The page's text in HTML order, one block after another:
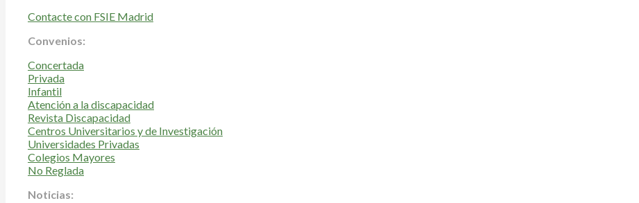
Contacte con FSIE Madrid
Convenios:
Concertada
Privada
Infantil
Atención a la discapacidad
Revista Discapacidad
Centros Universitarios y de Investigación
Universidades Privadas
Colegios Mayores
No Reglada
Noticias: